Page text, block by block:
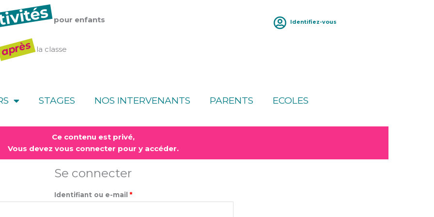
pour enfants
après la classe
Identifiez-vous
STAGES NOS INTERVENANTS PARENTS ECOLES
Ce contenu est privé,
Vous devez vous connecter pour y accéder.
Se connecter
Identifiant ou e-mail *
Obligatoire